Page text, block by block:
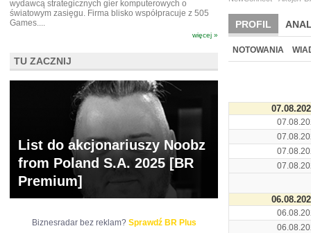
PROFIL
BR LAB
NOTOWANIA
wydawcą strategicznych gier komputerowych o
światowym zasięgu. Firma blisko współpracuje z 505
Games....
więcej »
TU ZACZNIJ
List do akcjonariuszy Noobz
from Poland S.A. 2025 [BR
Premium]
Biznesradar bez reklam? Sprawdź BR Plus